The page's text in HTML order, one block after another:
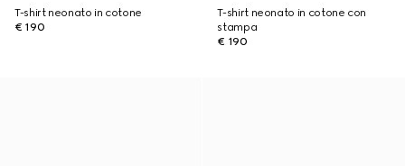
T-shirt neonato in cotone
€ 190
T-shirt neonato in cotone con
stampa
€ 190